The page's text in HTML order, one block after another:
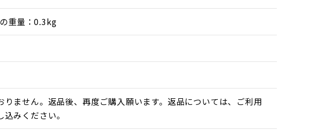
重量：0.3kg
ません。返品後、再度ご購入願います。返品については、ご利用
みください。